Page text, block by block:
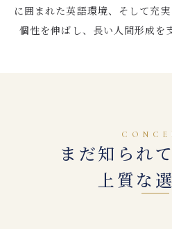
に囲まれた英語環境、そして充
個性を伸ばし、長い人間形成を
まだ知られ
上質な